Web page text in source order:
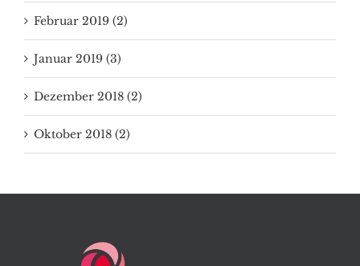
Februar 2019 (2)
Januar 2019 (3)
Dezember 2018 (2)
Oktober 2018 (2)